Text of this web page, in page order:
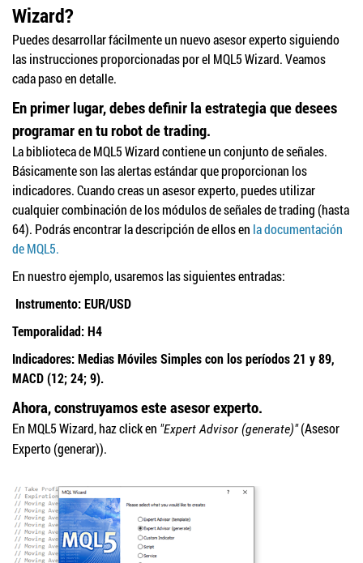
Wizard?
Puedes desarrollar fácilmente un nuevo asesor experto siguiendo
las instrucciones proporcionadas por el MQL5 Wizard. Veamos
cada paso en detalle.
En primer lugar, debes definir la estrategia que desees
programar en tu robot de trading.
La biblioteca de MQL5 Wizard contiene un conjunto de señales.
Básicamente son las alertas estándar que proporcionan los
indicadores. Cuando creas un asesor experto, puedes utilizar
cualquier combinación de los módulos de señales de trading (hasta
64). Podrás encontrar la descripción de ellos en la documentación
de MQL5.
En nuestro ejemplo, usaremos las siguientes entradas:
Instrumento: EUR/USD
Temporalidad: H4
Indicadores: Medias Móviles Simples con los períodos 21 y 89,
MACD (12; 24; 9).
Ahora, construyamos este asesor experto.
En MQL5 Wizard, haz click en "Expert Advisor (generate)"(Asesor
Experto (generar)).